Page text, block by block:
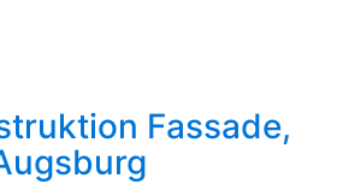
Fassade,